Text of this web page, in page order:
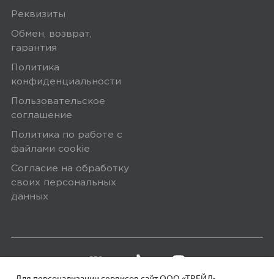
Реквизиты
Обмен, возврат,
гарантия
Политика
конфиденциальности
Пользовательское
соглашение
Политика по работе с
файлами сookie
Согласие на обработку
своих персональных
данных